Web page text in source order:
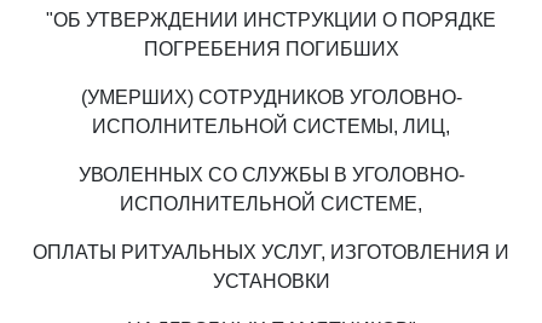
"ОБ УТВЕРЖДЕНИИ ИНСТРУКЦИИ О ПОРЯДКЕ
ПОГРЕБЕНИЯ ПОГИБШИХ
(УМЕРШИХ) СОТРУДНИКОВ УГОЛОВНО-
ИСПОЛНИТЕЛЬНОЙ СИСТЕМЫ, ЛИЦ,
УВОЛЕННЫХ СО СЛУЖБЫ В УГОЛОВНО-
ИСПОЛНИТЕЛЬНОЙ СИСТЕМЕ,
ОПЛАТЫ РИТУАЛЬНЫХ УСЛУГ, ИЗГОТОВЛЕНИЯ И
УСТАНОВКИ